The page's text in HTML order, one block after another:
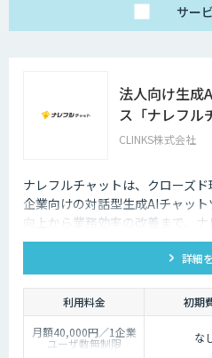
まずはお気軽にお問い サー
法人向け生成
ス「ナレフル
CLINKS株式会社
ナレフルチャットは、クローズ
企業向けの対話型生成AIチャッ
向上から業務効率の改善まで、
を最大限に引き出し、生成AI活
詳細
利用料金 初期
月額40,000円／1企業
ユーザ数無制限 な